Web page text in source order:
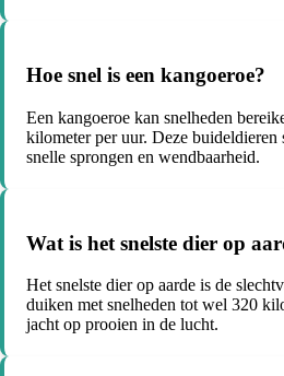
Hoe snel is een kangoeroe?
Een kangoeroe kan snelheden
kilometer per uur. Deze buideldieren
snelle sprongen en wendbaarheid.
Wat is het snelste dier op
Het snelste dier op aarde is de
duiken met snelheden tot wel 320
jacht op prooien in de lucht.